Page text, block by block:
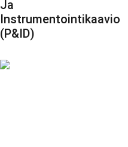
Ja
Instrumentointikaavio
(P&ID)